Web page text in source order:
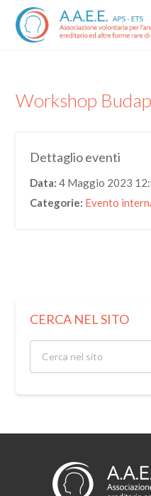
Workshop
Dettaglio eventi
Data: 4 Maggio 2023
Categorie: Evento
CERCA NEL SITO